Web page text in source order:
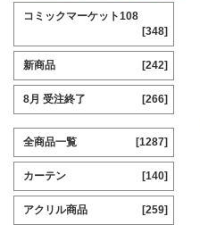
コミックマーケット108
[348]
新商品 [242]
8月 受注終了 [266]
全商品一覧 [1287]
カーテン [140]
アクリル商品 [259]